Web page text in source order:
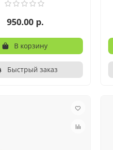
950.00 р.
В корзину
Быстрый заказ